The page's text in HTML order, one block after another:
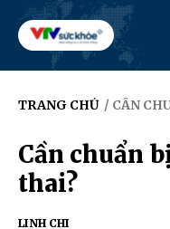
TRANG CHỦ / CẦN
Cần chuẩn
thai?
LINH CHI